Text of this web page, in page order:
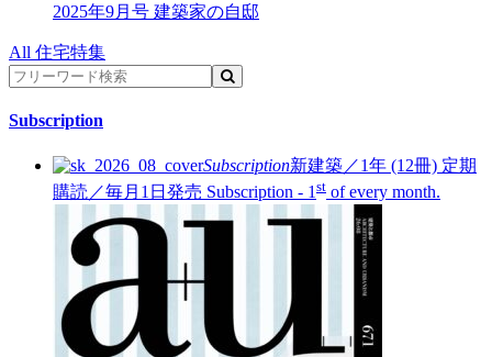
2025年9月号 建築家の自邸
All 住宅特集
Subscription
Subscription新建築／1年 (12冊) 定期
購読／毎月1日発売 Subscription - 1 st of every month.